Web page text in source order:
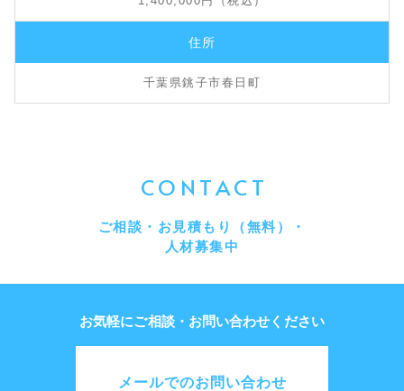
住所
千葉県銚子市春日町
CONTACT
ご相談・お見積もり（無料）・
人材募集中
お気軽にご相談・お問い合わせください
メールでのお問い合わせ